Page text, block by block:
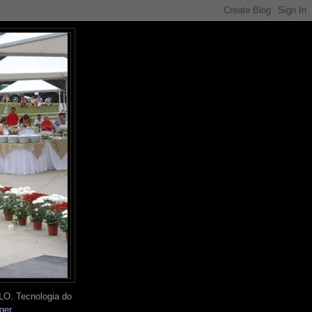
Tecnologia do
.